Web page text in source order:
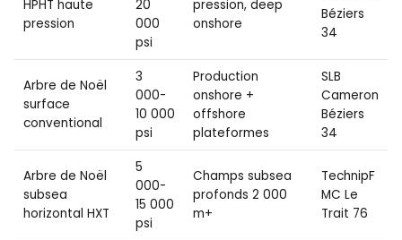
HPHT haute
pression
20
000
psi
pression, deep
onshore
Béziers
34
Arbre de Noël
surface
conventional
3
000-
10 000
psi
Production
onshore +
offshore
plateformes
SLB
Cameron
Béziers
34
Arbre de Noël
subsea
horizontal HXT
5
000-
15 000
psi
Champs subsea
profonds 2 000
m+
TechnipF
MC Le
Trait 76